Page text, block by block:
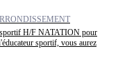
sportif H/F NATATION pour
sportif, vous aurez